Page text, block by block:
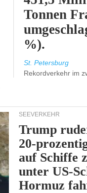
Tonnen
%).
St. Petersburg
Rekordverkehr im
SEEVERKEHR
Trump
20-
auf Schiffe
unter US-
Hormuz